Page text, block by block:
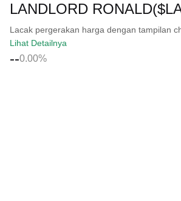
LANDLORD
Lacak pergerakan harga dengan tampilan
Lihat Detailnya
--0.00%